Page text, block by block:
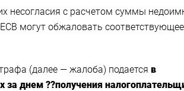
несогласия с расчетом суммы
могут обжаловать соответствующее
(далее — жалоба) подается в
днем ??получения